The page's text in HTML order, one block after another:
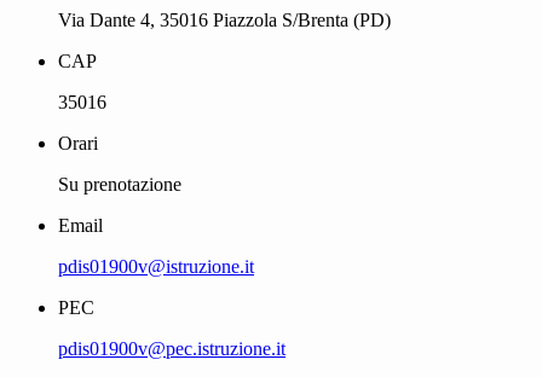
Via Dante 4, 35016 Piazzola S/Brenta (PD)
CAP
35016
Orari
Su prenotazione
Email
pdis01900v@istruzione.it
PEC
pdis01900v@pec.istruzione.it